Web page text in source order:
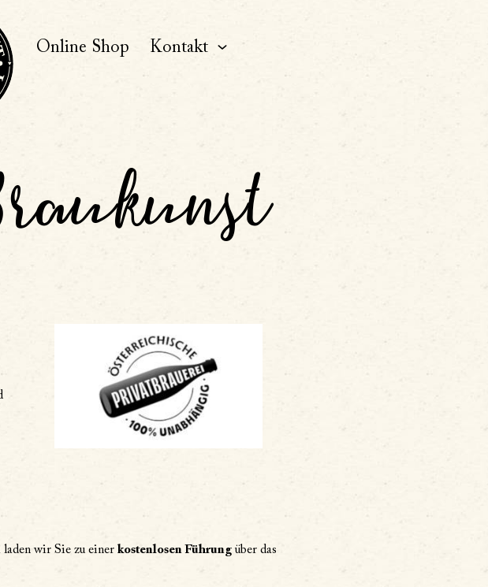
Online Shop Kontakt
laden wir Sie zu einer kostenlosen Führungüber das